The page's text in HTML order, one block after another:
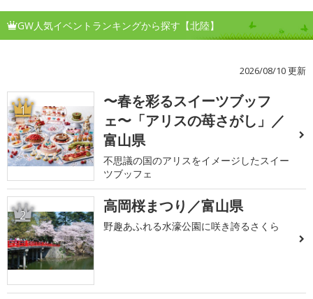
GW人気イベントランキングから探す【北陸】
2026/08/10 更新
1
〜春を彩るスイーツブッフ
ェ〜「アリスの苺さがし」／
富山県
不思議の国のアリスをイメージしたスイー
ツブッフェ
2 高岡桜まつり／富山県
野趣あふれる水濠公園に咲き誇るさくら